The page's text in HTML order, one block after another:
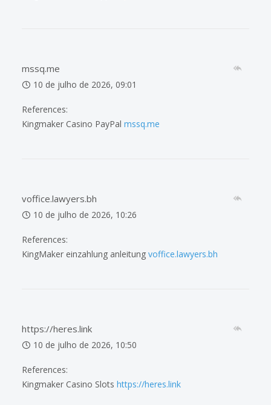
mssq.me
10 de julho de 2026, 09:01
References:
Kingmaker Casino PayPal mssq.me
voffice.lawyers.bh
10 de julho de 2026, 10:26
References:
KingMaker einzahlung anleitung voffice.lawyers.bh
https://heres.link
10 de julho de 2026, 10:50
References:
Kingmaker Casino Slots https://heres.link